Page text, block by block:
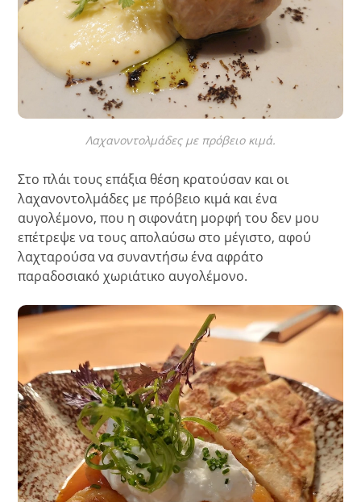
Λαχανοντολμάδες με πρόβειο κιμά.
Στο πλάι τους επάξια θέση κρατούσαν και οι
λαχανοντολμάδες με πρόβειο κιμά και ένα
αυγολέμονο, που η σιφονάτη μορφή του δεν μου
επέτρεψε να τους απολαύσω στο μέγιστο, αφού
λαχταρούσα να συναντήσω ένα αφράτο
παραδοσιακό χωριάτικο αυγολέμονο.